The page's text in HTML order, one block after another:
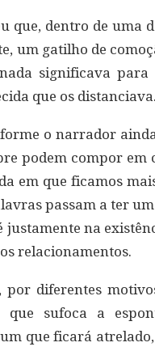
que, dentro de uma
um gatilho de
significava
que os distanciava.
o narrador
podem compor
em que ficamos
passam a ter
justamente na
relacionamentos.
por diferentes
que sufoca a
que ficará